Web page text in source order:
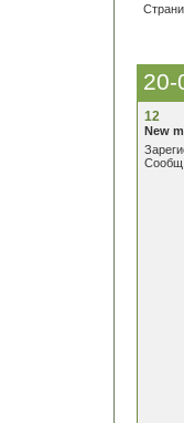
20-
12
New